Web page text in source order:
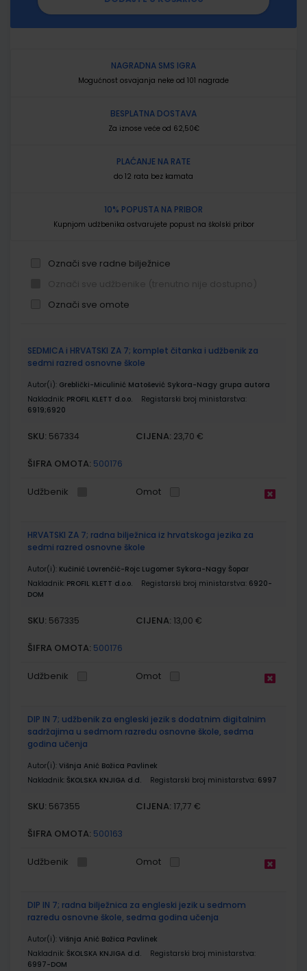
NAGRADNA SMS IGRA
Mogućnost osvajanja neke od 101 nagrade
BESPLATNA DOSTAVA
Za iznose veće od 62,50€
PLAĆANJE NA RATE
do 12 rata bez kamata
10% POPUSTA NA PRIBOR
Kupnjom udžbenika ostvarujete popust na školski pribor
Označi sve radne bilježnice
Označi sve omote
proizvodi
SEDMICA i HRVATSKI ZA 7; komplet čitanka i udžbenik za
sedmi razred osnovne škole
Autor(i): Greblički-Miculinić Matošević Sykora-Nagy grupa autora
Nakladnik: PROFIL KLETT d.o.o.
Registarski broj ministarstva:
6919;6920
SKU: 567334 CIJENA: 23,70 €
ŠIFRA OMOTA: 500176
Udžbenik Omot
HRVATSKI ZA 7; radna bilježnica iz hrvatskoga jezika za
sedmi razred osnovne škole
Autor(i): Kučinić Lovrenčić-Rojc Lugomer Sykora-Nagy Šopar
Nakladnik: PROFIL KLETT d.o.o. Registarski broj ministarstva: 6920-
DOM
SKU: 567335 CIJENA: 13,00 €
ŠIFRA OMOTA: 500176
Udžbenik Omot
DIP IN 7; udžbenik za engleski jezik s dodatnim digitalnim
sadržajima u sedmom razredu osnovne škole, sedma
godina učenja
Autor(i): Višnja Anić Božica Pavlinek
Nakladnik: ŠKOLSKA KNJIGA d.d. Registarski broj ministarstva: 6997
SKU: 567355 CIJENA: 17,77 €
ŠIFRA OMOTA: 500163
Udžbenik Omot
DIP IN 7; radna bilježnica za engleski jezik u sedmom
razredu osnovne škole, sedma godina učenja
Autor(i): Višnja Anić Božica Pavlinek
Nakladnik: ŠKOLSKA KNJIGA d.d.
Registarski broj ministarstva:
6997-DOM